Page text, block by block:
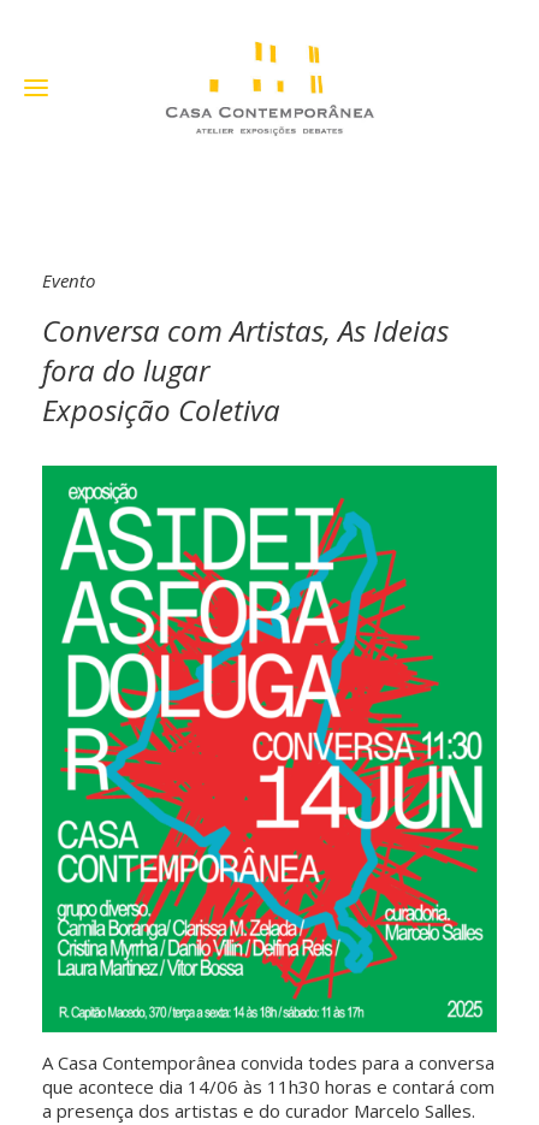
Evento
Conversa com Artistas, As Ideias
fora do lugar
Exposição Coletiva
A Casa Contemporânea convida todes para a conversa
que acontece dia 14/06 às 11h30 horas e contará com
a presença dos artistas e do curador Marcelo Salles.